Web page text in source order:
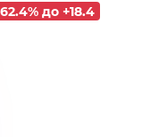
до +18.4